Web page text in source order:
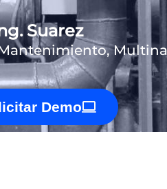
Suarez
Demo